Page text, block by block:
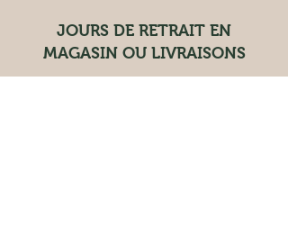
JOURS DE RETRAIT EN
MAGASIN OU LIVRAISONS